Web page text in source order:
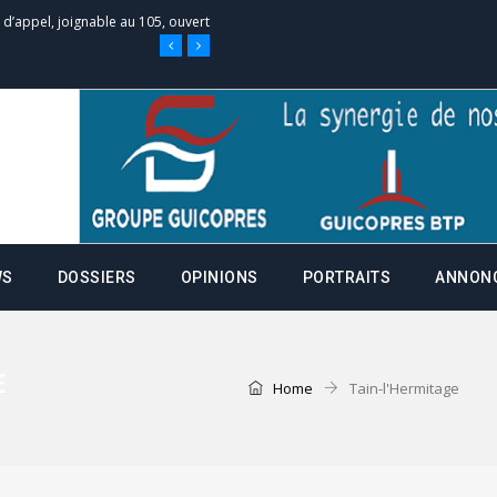
d’appel, joignable au 105, ouvert
campagnes ce jeudi 28 mai à
de la fiche de procuration
Administratives de
de serment et à une
DOSSIERS OPINIONS PORTRAITS
Home Tain-l'Hermitage